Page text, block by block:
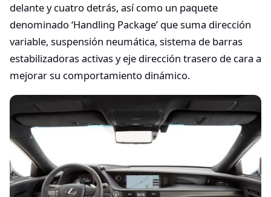
delante y cuatro detrás, así como un paquete
denominado ‘Handling Package’ que suma dirección
variable, suspensión neumática, sistema de barras
estabilizadoras activas y eje dirección trasero de cara a
mejorar su comportamiento dinámico.